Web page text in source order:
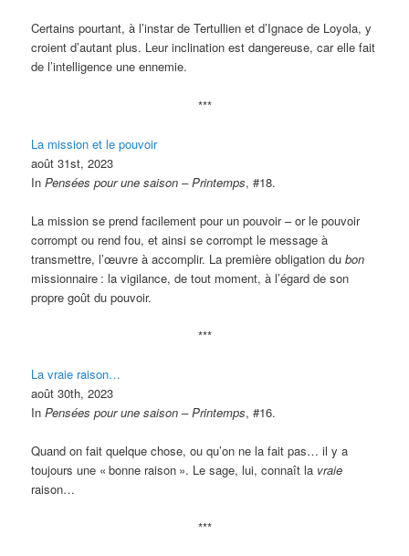
Certains pourtant, à l’instar de Tertullien et d’Ignace de Loyola, y
croient d’autant plus. Leur inclination est dangereuse, car elle fait
de l’intelligence une ennemie.
***
La mission et le pouvoir
août 31st, 2023
InPensées pour une saison – Printemps, #18.
La mission se prend facilement pour un pouvoir – or le pouvoir
corrompt ou rend fou, et ainsi se corrompt le message à
transmettre, l’œuvre à accomplir. La première obligation dubon
missionnaire : la vigilance, de tout moment, à l’égard de son
propre goût du pouvoir.
***
La vraie raison…
août 30th, 2023
InPensées pour une saison – Printemps, #16.
Quand on fait quelque chose, ou qu’on ne la fait pas… il y a
toujours une « bonne raison ». Le sage, lui, connaît la vraie
raison…
***